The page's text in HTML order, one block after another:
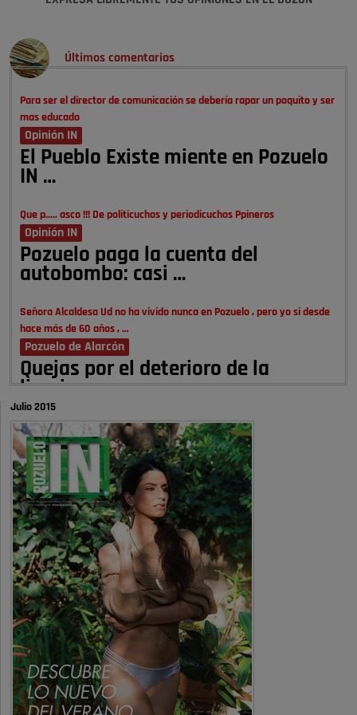
Últimos comentarios
Para ser el director de comunicación se debería rapar un poquito y ser
mas educado
Opinión IN
El Pueblo Existe miente en Pozuelo
IN …
Que p..... asco !!! De politicuchos y periodicuchos Ppineros
Opinión IN
Pozuelo paga la cuenta del
autobombo: casi …
Señora Alcaldesa Ud no ha vivido nunca en Pozuelo , pero yo si desde
hace más de 60 años , …
Pozuelo de Alarcón
Quejas por el deterioro de la
limpieza …
A ver si es posible que haya vivienda para familias con hijos y no
solamente jóvenes que no es tan …
Pozuelo de Alarcón
Pozuelo desbloquea
definitivamente Huerta Grande: las
obras …
Donde pueden inscribirse las personas empadronados en Pozuelo para
la vivienda asequible .
Pozuelo de Alarcón
Pozuelo desbloquea
definitivamente Huerta Grande: las
obras …
También pienso que si no fuéramos tan sucios no haría falta denunciar
nada
Julio 2015